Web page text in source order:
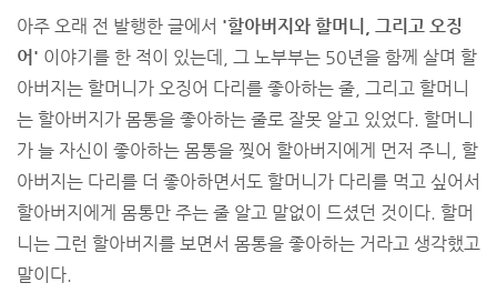
아주 오래 전 발행한 글에서 '할아버지와 할머니, 그리고 오징
어' 이야기를 한 적이 있는데, 그 노부부는 50년을 함께 살며 할
아버지는 할머니가 오징어 다리를 좋아하는 줄, 그리고 할머니
는 할아버지가 몸통을 좋아하는 줄로 잘못 알고 있었다. 할머니
가 늘 자신이 좋아하는 몸통을 찢어 할아버지에게 먼저 주니, 할
아버지는 다리를 더 좋아하면서도 할머니가 다리를 먹고 싶어서
할아버지에게 몸통만 주는 줄 알고 말없이 드셨던 것이다. 할머
니는 그런 할아버지를 보면서 몸통을 좋아하는 거라고 생각했고
말이다.